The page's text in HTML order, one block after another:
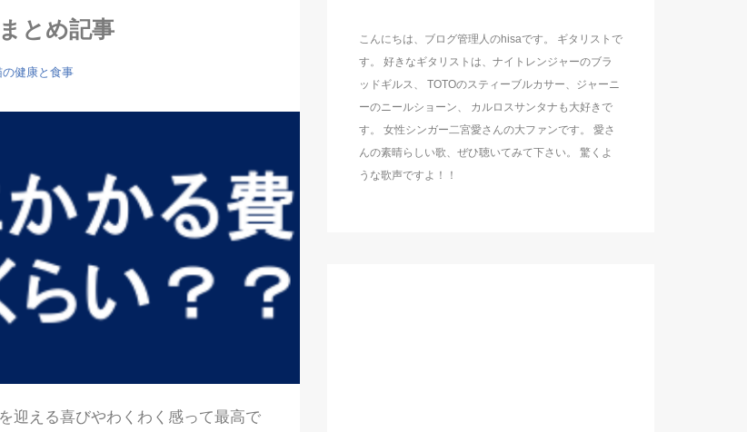
とめ記事
の健康と食事
迎える喜びやわくわく感って最高で
こんにちは、ブログ管理人のhisaです。 ギタリストで
す。 好きなギタリストは、ナイトレンジャーのブラ
ッドギルス、 TOTOのスティーブルカサー、ジャーニ
ーのニールショーン、 カルロスサンタナも大好きで
す。 女性シンガー二宮愛さんの大ファンです。 愛さ
んの素晴らしい歌、ぜひ聴いてみて下さい。 驚くよ
うな歌声ですよ！！